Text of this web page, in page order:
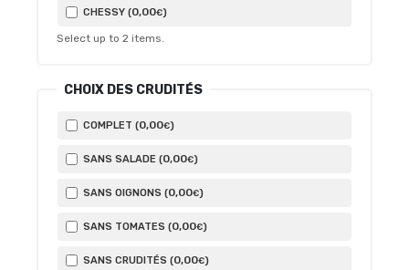
CHESSY (0,00€)
Select up to 2 items.
CHOIX DES CRUDITÉS
COMPLET (0,00€)
SANS SALADE (0,00€)
SANS OIGNONS (0,00€)
SANS TOMATES (0,00€)
SANS CRUDITÉS (0,00€)